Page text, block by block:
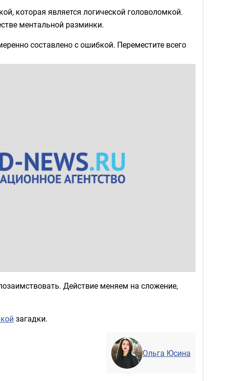
которая является логической головоломкой.
ментальной разминки.
составлено с ошибкой. Переместите всего
Действие меняем на сложение,
загадки.
Ольга Юсина